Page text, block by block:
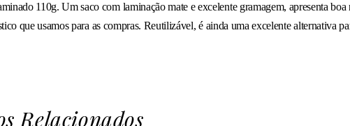
110g. Um saco com laminação mate e excelente gramagem, apresenta
que usamos para as compras. Reutilizável, é ainda uma excelente alternativa
Relacionados